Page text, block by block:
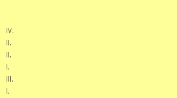
IV.
II.
II.
I.
III.
I.